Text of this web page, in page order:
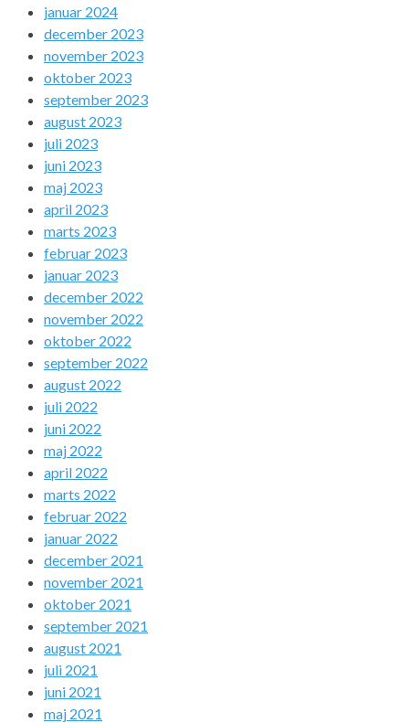
januar 2024
december 2023
november 2023
oktober 2023
september 2023
august 2023
juli 2023
juni 2023
maj 2023
april 2023
marts 2023
februar 2023
januar 2023
december 2022
november 2022
oktober 2022
september 2022
august 2022
juli 2022
juni 2022
maj 2022
april 2022
marts 2022
februar 2022
januar 2022
december 2021
november 2021
oktober 2021
september 2021
august 2021
juli 2021
juni 2021
maj 2021